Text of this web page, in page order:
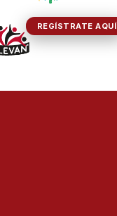
REGÍSTRATE AQUÍ